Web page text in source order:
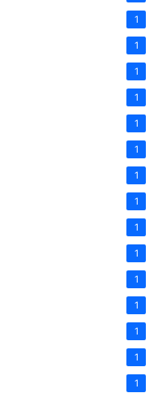
1
1
1
1
1
1
1
1
1
1
1
1
1
1
1